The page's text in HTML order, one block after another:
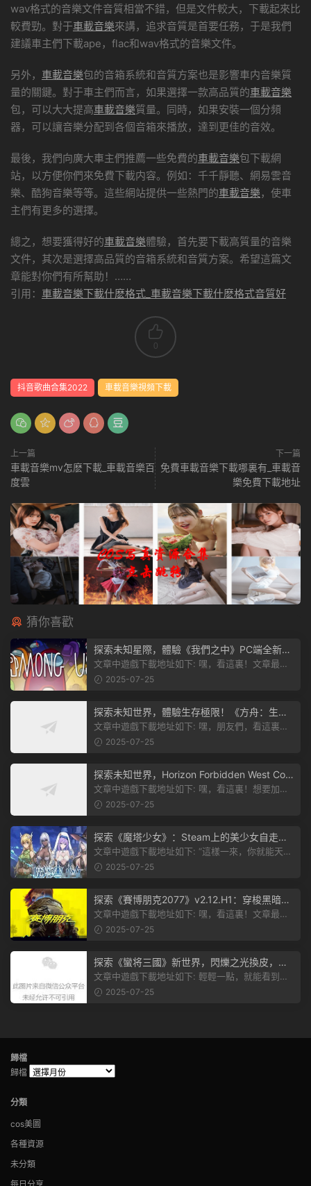
wav格式的音樂文件音質相當不錯，但是文件較大，下載起來比
較費勁。對于車載音樂來講，追求音質是首要任務，于是我們
建議車主們下載ape，flac和wav格式的音樂文件。
另外， 車載音樂包的音箱系統和音質方案也是影響車内音樂質
量的關鍵。對于車主們而言，如果選擇一款高品質的車載音樂
包，可以大大提高車載音樂質量。同時，如果安裝一個分頻
器，可以讓音樂分配到各個音箱來播放，達到更佳的音效。
最後，我們向廣大車主們推薦一些免費的車載音樂包下載網
站，以方便你們來免費下載内容。例如：千千靜聽、網易雲音
樂、酷狗音樂等等。這些網站提供一些熱門的車載音樂 ，使車
主們有更多的選擇。
總之，想要獲得好的車載音樂體驗，首先要下載高質量的音樂
文件，其次是選擇高品質的音箱系統和音質方案。希望這篇文
章能對你們有所幫助！……
引用： 車載音樂下載什麽格式_車載音樂下載什麽格式音質好
0
抖音歌曲合集2022 車載音樂視頻下載
上一篇
車載音樂mv怎麽下載_車載音樂百
度雲
下一篇
免費車載音樂下載哪裏有_車載音
樂免費下載地址
猜你喜歡
探索未知星際，體驗《我們之中》PC端全新版
本
文章中遊戲下載地址如下: 嘿，看這裏！文章最後
有個圖片，點一下就能加入我們遊...
2025-07-25
探索未知世界，體驗生存極限！《方舟：生存
飛升》v38.9中文版全新升級！
文章中遊戲下載地址如下: 嘿，朋友們，看這裏！
《方舟：生存飛升》這個遊戲超火...
2025-07-25
探索未知世界，Horizon Forbidden West Com
plete Edition正式發布！
文章中遊戲下載地址如下: 嘿，看這裏！想要加入
遊戲資源分享群，就點文章最後那...
2025-07-25
探索《魔塔少女》：Steam上的美少女自走
棋，戰鬥與策略的雙重盛宴！
文章中遊戲下載地址如下: “這樣一來，你就能天天
2025-07-25
探索《賽博朋克2077》v2.12.H1：穿梭黑暗都
市，感受未來世界的震撼
文章中遊戲下載地址如下: 嘿，看這裏！文章最後
有個圖片，點一下就能加入我們的...
2025-07-25
探索《蠻将三國》新世界，閃爍之光換皮，共
赴手遊盛宴！
文章中遊戲下載地址如下: 輕輕一點，就能看到原
文。 滑動一下屏幕，就能看到...
2025-07-25
歸檔
歸檔
分類
cos美圖
各種資源
未分類